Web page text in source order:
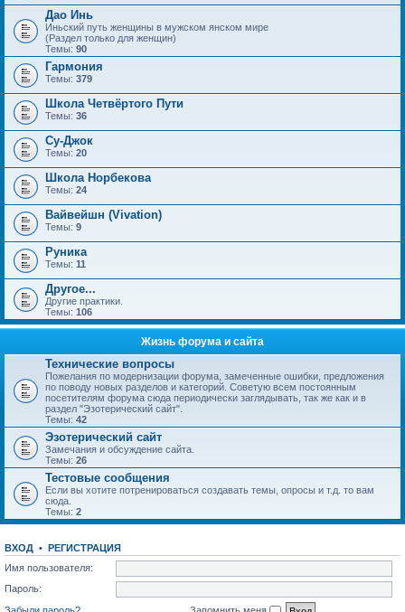
Дао Инь
Иньский путь женщины в мужском янском мире
(Раздел только для женщин)
Темы: 90
Гармония
Темы: 379
Школа Четвёртого Пути
Темы: 36
Су-Джок
Темы: 20
Школа Норбекова
Темы: 24
Вайвейшн (Vivation)
Темы: 9
Руника
Темы: 11
Другое...
Другие практики.
Темы: 106
Жизнь форума и сайта
Технические вопросы
Пожелания по модернизации форума, замеченные ошибки, предложения
по поводу новых разделов и категорий. Советую всем постоянным
посетителям форума сюда периодически заглядывать, так же как и в
раздел "Эзотерический сайт".
Темы: 42
Эзотерический сайт
Замечания и обсуждение сайта.
Темы: 26
Тестовые сообщения
Если вы хотите потренироваться создавать темы, опросы и т.д. то вам
сюда.
Темы: 2
ВХОД • РЕГИСТРАЦИЯ
Имя пользователя:
Пароль: